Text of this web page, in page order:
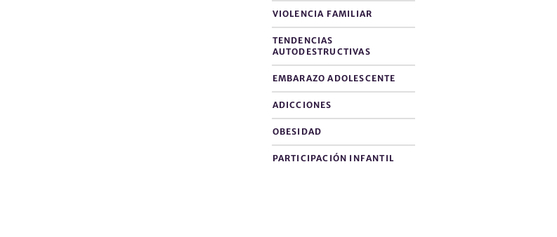
VIOLENCIA FAMILIAR
TENDENCIAS
AUTODESTRUCTIVAS
EMBARAZO ADOLESCENTE
ADICCIONES
OBESIDAD
PARTICIPACIÓN INFANTIL